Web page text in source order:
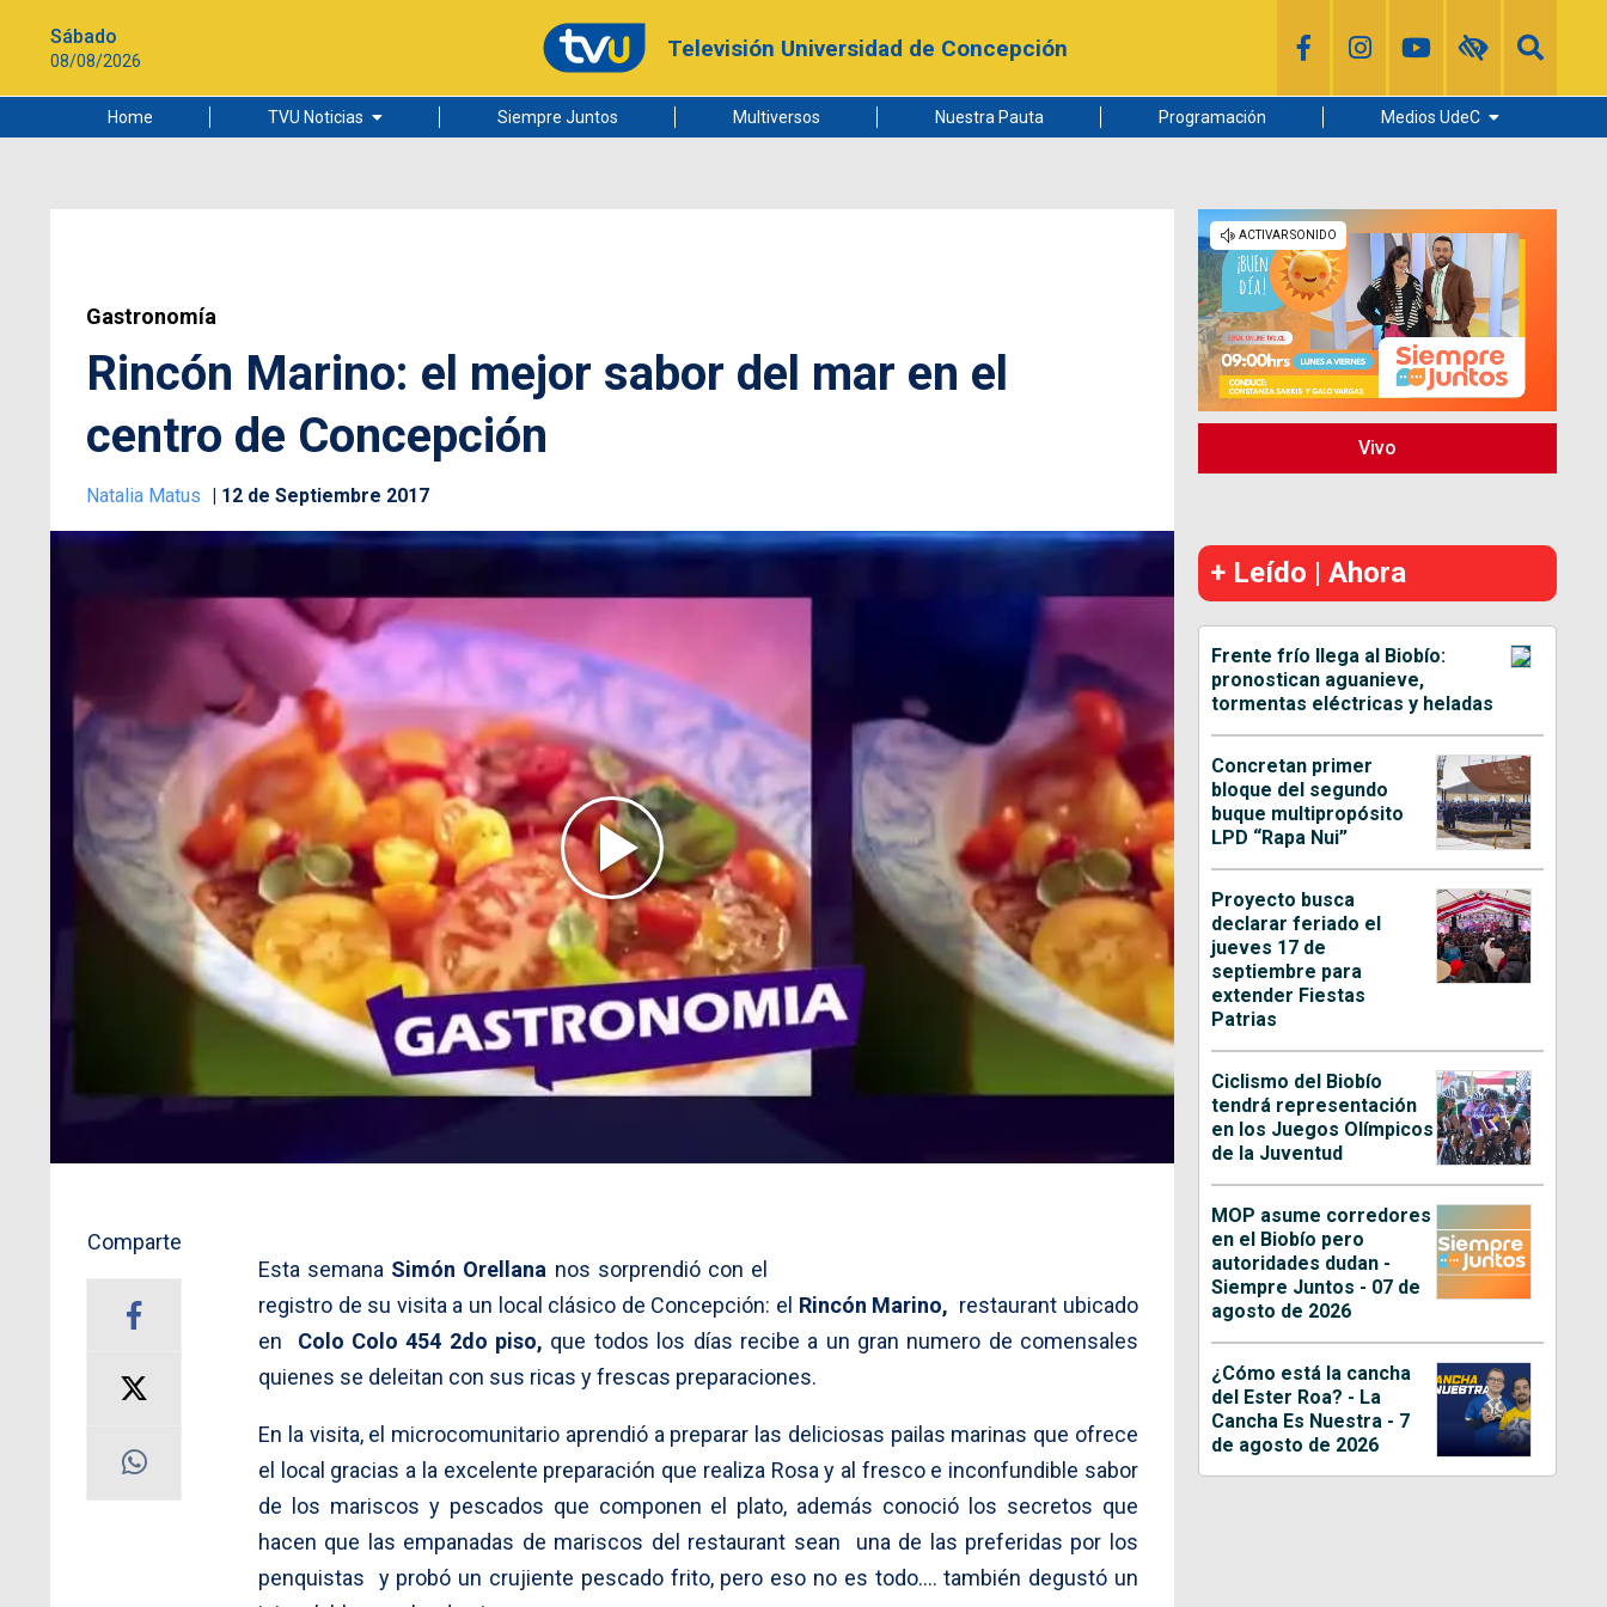
Sábado
08/08/2026 Televisión Universidad de Concepción
Home TVU Noticias
Ciudad
Siempre Juntos Multiversos Nuestra Pauta Programación Medios UdeC
Radio UdeC
Noticias UdeC
La Discusión
Gastronomía
Rincón Marino: el mejor sabor del mar en el
centro de Concepción
Natalia Matus 12 de Septiembre 2017
Comparte
Esta semana Simón Orellana nos sorprendió con el
registro de su visita a un local clásico de Concepción: el Rincón Marino, restaurant ubicado
en Colo Colo 454 2do piso, que todos los días recibe a un gran numero de comensales
quienes se deleitan con sus ricas y frescas preparaciones.
En la visita, el microcomunitario aprendió a preparar las deliciosas pailas marinas que ofrece
el local gracias a la excelente preparación que realiza Rosa y al fresco e inconfundible sabor
de los mariscos y pescados que componen el plato, además conoció los secretos que
hacen que las empanadas de mariscos del restaurant sean una de las preferidas por los
penquistas y probó un crujiente pescado frito, pero eso no es todo…. también degustó un
Vivo
+ Leído | Ahora
Frente frío llega al Biobío:
pronostican aguanieve,
tormentas eléctricas y heladas
Concretan primer
bloque del segundo
buque multipropósito
LPD “Rapa Nui”
Proyecto busca
declarar feriado el
jueves 17 de
septiembre para
extender Fiestas
Patrias
Ciclismo del Biobío
tendrá representación
en los Juegos Olímpicos
de la Juventud
MOP asume corredores
en el Biobío pero
autoridades dudan -
Siempre Juntos - 07 de
agosto de 2026
¿Cómo está la cancha
del Ester Roa? - La
Cancha Es Nuestra - 7
de agosto de 2026